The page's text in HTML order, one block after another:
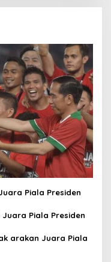
Piala Presiden
Juara Piala Presiden
arakan Juara Piala